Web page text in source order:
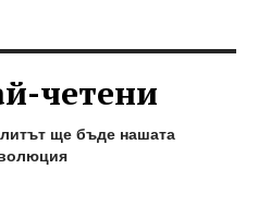
четени
ще бъде нашата